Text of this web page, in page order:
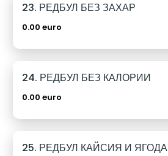
23. РЕДБУЛ БЕЗ ЗАХАР
0.00 euro
24. РЕДБУЛ БЕЗ КАЛОРИИ
0.00 euro
25. РЕДБУЛ КАЙСИЯ И ЯГОДА